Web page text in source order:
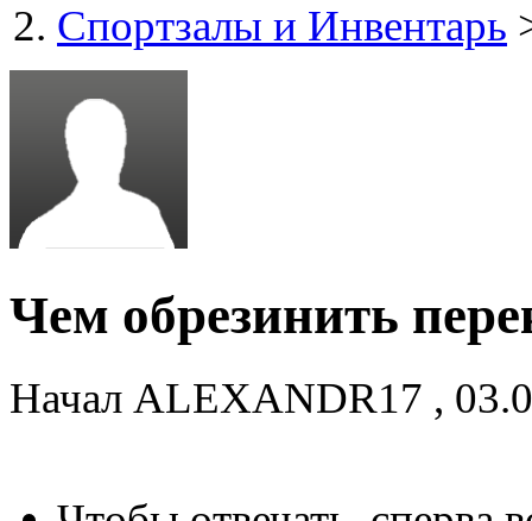
Спортзалы и Инвентарь
Чем обрезинить
Начал ALEXANDR17 ,